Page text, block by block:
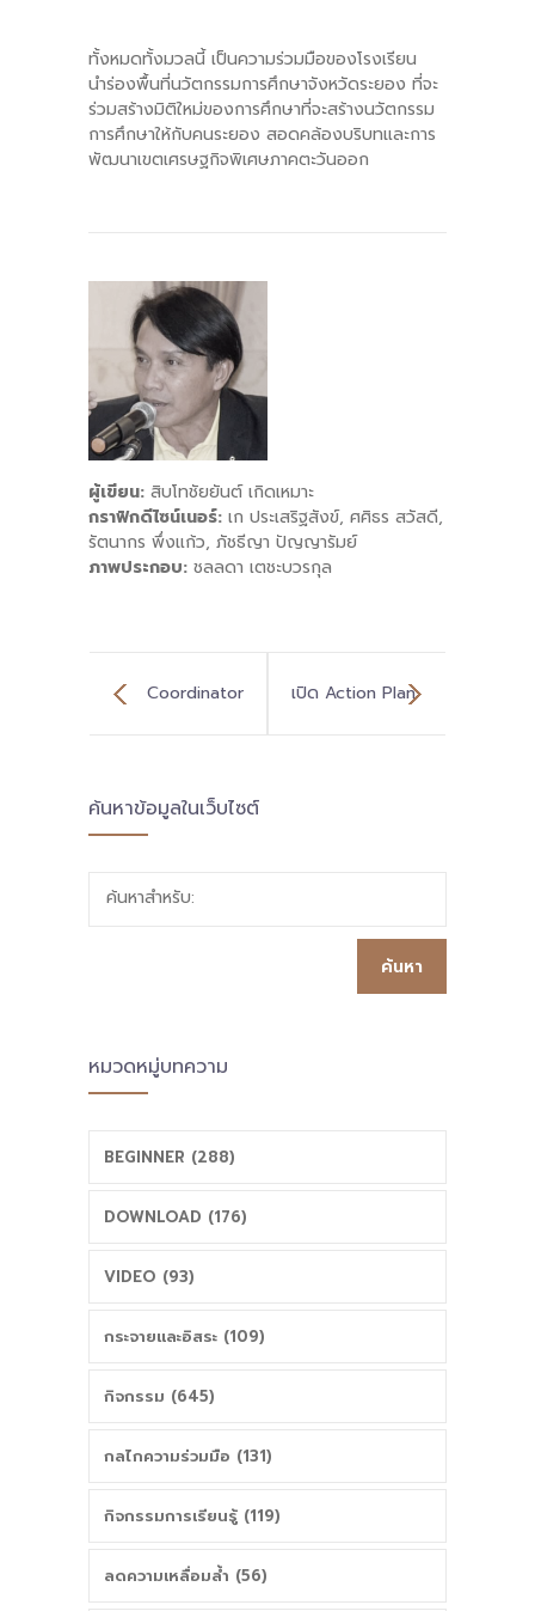
ทั้งหมดทั้งมวลนี้ เป็นความร่วมมือของโรงเรียน
นำร่องพื้นที่นวัตกรรมการศึกษาจังหวัดระยอง ที่จะ
ร่วมสร้างมิติใหม่ของการศึกษาที่จะสร้างนวัตกรรม
การศึกษาให้กับคนระยอง สอดคล้องบริบทและการ
พัฒนาเขตเศรษฐกิจพิเศษภาคตะวันออก
ผู้เขียน: สิบโทชัยยันต์ เกิดเหมาะ
กราฟิกดีไซน์เนอร์: เก ประเสริฐสังข์, ศศิธร สวัสดี,
รัตนากร พึ่งแก้ว, ภัชธีญา ปัญญารัมย์
ภาพประกอบ: ชลลดา เตชะบวรกุล
Coordinator
ภาษา ออกแบบวิธี
พื้นที่นวัตกรรม
เชียงใหม่
เปิด Action Plan
ยุคดิจิทัล ด้วยการ
ค้นหาข้อมูลในเว็บไซต์
ค้นหาสำหรับ:
หมวดหมู่บทความ
BEGINNER (288)
DOWNLOAD (176)
VIDEO (93)
กระจายและอิสระ (109)
กิจกรรม (645)
กลไกความร่วมมือ (131)
กิจกรรมการเรียนรู้ (119)
ลดความเหลื่อมล้ำ (56)